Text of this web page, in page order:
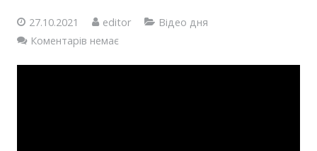
Контакти
27.10.2021 editor
Відео дня
Коментарів немає